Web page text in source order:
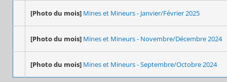
[Photo du mois] Mines et Mineurs - Janvier/Février 2025
[Photo du mois] Mines et Mineurs - Novembre/Décembre 2024
[Photo du mois] Mines et Mineurs - Septembre/Octobre 2024